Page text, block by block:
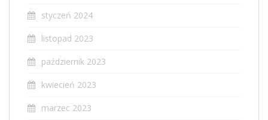
styczeń 2024
listopad 2023
październik 2023
kwiecień 2023
marzec 2023